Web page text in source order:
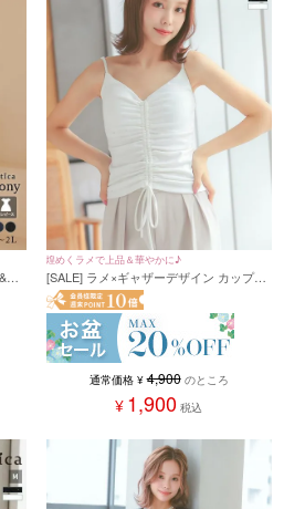
)
煌めくラメで上品＆華やかに♪
[SALE] ラメ×ギャザーデザイン カップ付
きキャミソール (S～2Lサイズ)
通常価格 ¥ 4,900 のところ
¥ 1,900 税込